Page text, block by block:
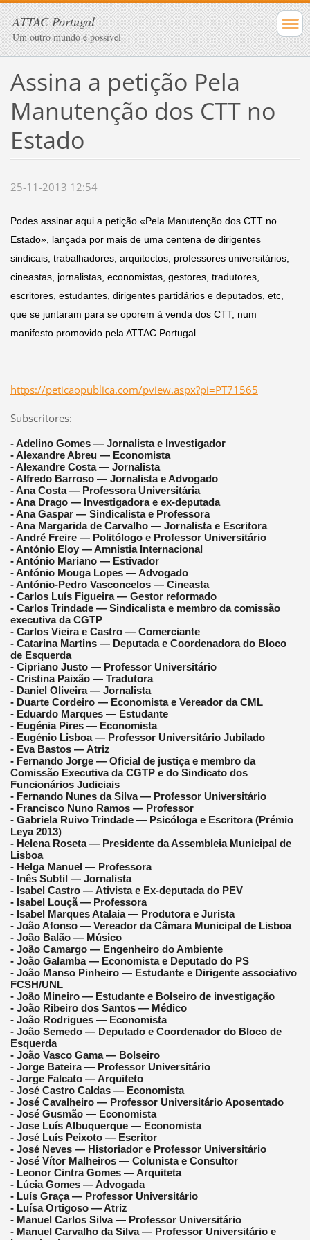
ATTAC Portugal
Um outro mundo é possível
Assina a petição Pela
Manutenção dos CTT no
Estado
25-11-2013 12:54
Podes assinar aqui a petição «Pela Manutenção dos CTT no
Estado», lançada por mais de uma centena de dirigentes
sindicais, trabalhadores, arquitectos, professores universitários,
cineastas, jornalistas, economistas, gestores, tradutores,
escritores, estudantes, dirigentes partidários e deputados, etc,
que se juntaram para se oporem à venda dos CTT, num
manifesto promovido pela ATTAC Portugal.
https://peticaopublica.com/pview.aspx?pi=PT71565
Subscritores:
- Adelino Gomes — Jornalista e Investigador
- Alexandre Abreu — Economista
- Alexandre Costa — Jornalista
- Alfredo Barroso — Jornalista e Advogado
- Ana Costa — Professora Universitária
- Ana Drago — Investigadora e ex-deputada
- Ana Gaspar — Sindicalista e Professora
- Ana Margarida de Carvalho — Jornalista e Escritora
- André Freire — Politólogo e Professor Universitário
- António Eloy — Amnistia Internacional
- António Mariano — Estivador
- António Mouga Lopes — Advogado
- António-Pedro Vasconcelos — Cineasta
- Carlos Luís Figueira — Gestor reformado
- Carlos Trindade — Sindicalista e membro da comissão
executiva da CGTP
- Carlos Vieira e Castro — Comerciante
- Catarina Martins — Deputada e Coordenadora do Bloco
de Esquerda
- Cipriano Justo — Professor Universitário
- Cristina Paixão — Tradutora
- Daniel Oliveira — Jornalista
- Duarte Cordeiro — Economista e Vereador da CML
- Eduardo Marques — Estudante
- Eugénia Pires — Economista
- Eugénio Lisboa — Professor Universitário Jubilado
- Eva Bastos — Atriz
- Fernando Jorge — Oficial de justiça e membro da
Comissão Executiva da CGTP e do Sindicato dos
Funcionários Judiciais
- Fernando Nunes da Silva — Professor Universitário
- Francisco Nuno Ramos — Professor
- Gabriela Ruivo Trindade — Psicóloga e Escritora (Prémio
Leya 2013)
- Helena Roseta — Presidente da Assembleia Municipal de
Lisboa
- Helga Manuel — Professora
- Inês Subtil — Jornalista
- Isabel Castro — Ativista e Ex-deputada do PEV
- Isabel Louçã — Professora
- Isabel Marques Atalaia — Produtora e Jurista
- João Afonso — Vereador da Câmara Municipal de Lisboa
- João Balão — Músico
- João Camargo — Engenheiro do Ambiente
- João Galamba — Economista e Deputado do PS
- João Manso Pinheiro — Estudante e Dirigente associativo
FCSH/UNL
- João Mineiro — Estudante e Bolseiro de investigação
- João Ribeiro dos Santos — Médico
- João Rodrigues — Economista
- João Semedo — Deputado e Coordenador do Bloco de
Esquerda
- João Vasco Gama — Bolseiro
- Jorge Bateira — Professor Universitário
- Jorge Falcato — Arquiteto
- José Castro Caldas — Economista
- José Cavalheiro — Professor Universitário Aposentado
- José Gusmão — Economista
- Jose Luís Albuquerque — Economista
- José Luís Peixoto — Escritor
- José Neves — Historiador e Professor Universitário
- José Vítor Malheiros — Colunista e Consultor
- Leonor Cintra Gomes — Arquiteta
- Lúcia Gomes — Advogada
- Luís Graça — Professor Universitário
- Luísa Ortigoso — Atriz
- Manuel Carlos Silva — Professor Universitário
- Manuel Carvalho da Silva — Professor Universitário e